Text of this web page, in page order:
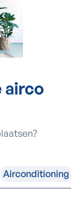
airco
Airconditioning